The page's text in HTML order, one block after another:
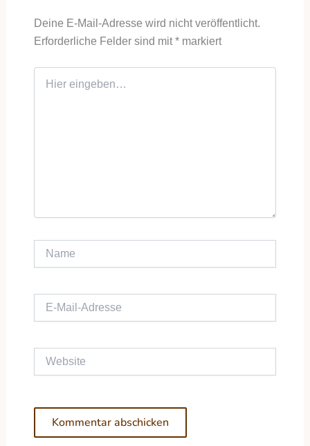
Deine E-Mail-Adresse wird nicht veröffentlicht.
Erforderliche Felder sind mit*markiert
Hier eingeben…
Name
E-Mail-Adresse
Website